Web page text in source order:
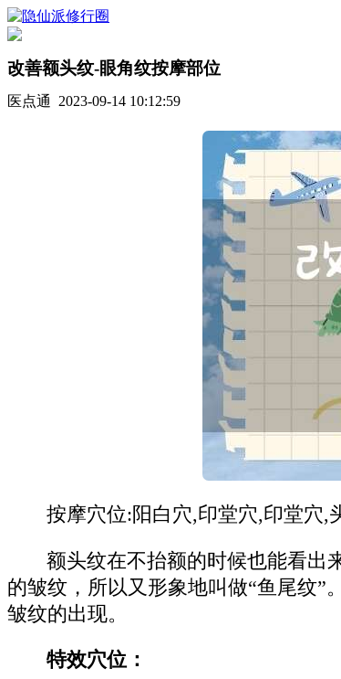
改善额头纹-眼角纹按摩部位
医点通 2023-09-14 10:12:59
按摩穴位:阳白穴,印堂穴,印堂穴,
额头纹在不抬额的时候也能看出
的皱纹，所以又形象地叫做“鱼尾纹
皱纹的出现。
特效穴位：